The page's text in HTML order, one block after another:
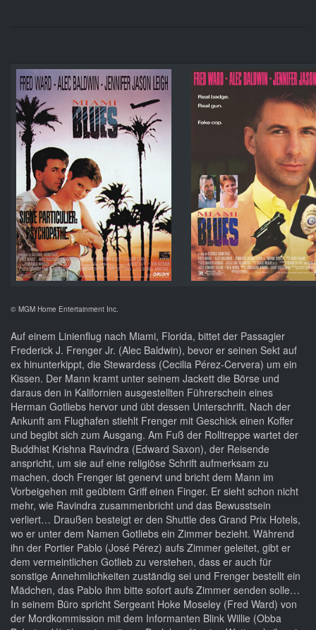
© MGM Home Entertainment Inc.
Auf einem Linienflug nach Miami, Florida, bittet der Passagier
Frederick J. Frenger Jr. (Alec Baldwin), bevor er seinen Sekt auf
ex hinunterkippt, die Stewardess (Cecilia Pérez-Cervera) um ein
Kissen. Der Mann kramt unter seinem Jackett die Börse und
daraus den in Kalifornien ausgestellten Führerschein eines
Herman Gotliebs hervor und übt dessen Unterschrift. Nach der
Ankunft am Flughafen stiehlt Frenger mit Geschick einen Koffer
und begibt sich zum Ausgang. Am Fuß der Rolltreppe wartet der
Buddhist Krishna Ravindra (Edward Saxon), der Reisende
anspricht, um sie auf eine religiöse Schrift aufmerksam zu
machen, doch Frenger ist genervt und bricht dem Mann im
Vorbeigehen mit geübtem Griff einen Finger. Er sieht schon nicht
mehr, wie Ravindra zusammenbricht und das Bewusstsein
verliert… Draußen besteigt er den Shuttle des Grand Prix Hotels,
wo er unter dem Namen Gotliebs ein Zimmer bezieht. Während
ihn der Portier Pablo (José Pérez) aufs Zimmer geleitet, gibt er
dem vermeintlichen Gotlieb zu verstehen, dass er auch für
sonstige Annehmlichkeiten zuständig sei und Frenger bestellt ein
Mädchen, das Pablo ihm bitte sofort aufs Zimmer senden solle…
In seinem Büro spricht Sergeant Hoke Moseley (Fred Ward) von
der Mordkommission mit dem Informanten Blink Willie (Obba